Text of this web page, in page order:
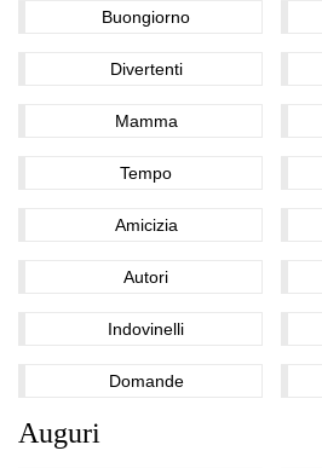
Buongiorno
Divertenti
Mamma
Tempo
Amicizia
Autori
Indovinelli
Domande
Auguri